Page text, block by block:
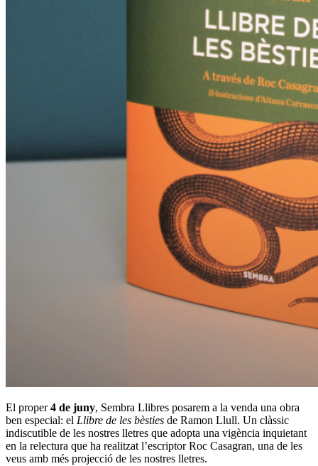
El proper4 de juny, Sembra Llibres posarem a la venda una obra
ben especial: el Llibre de les bèsties de Ramon Llull. Un clàssic
indiscutible de les nostres lletres que adopta una vigència inquietant
en la relectura que ha realitzat l’escriptorRoc Casagran, una de les
veus amb més projecció de les nostres lletres.